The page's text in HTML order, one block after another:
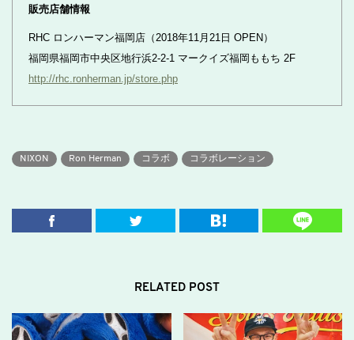
販売店舗情報
RHC ロンハーマン福岡店（2018年11月21日 OPEN）
福岡県福岡市中央区地行浜2-2-1 マークイズ福岡ももち 2F
http://rhc.ronherman.jp/store.php
NIXON Ron Herman コラボ コラボレーション
RELATED POST